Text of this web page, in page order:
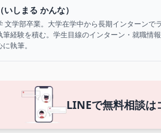
しまる かんな）
文学部卒業。大学在学中から長期インターンで
筆経験を積む。学生目線のインターン・就職情
執筆。
LINEで無料相談は